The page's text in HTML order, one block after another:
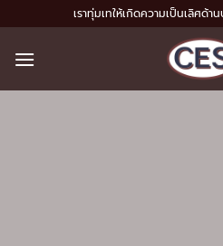
to
content
เราทุ่มเทให้เกิดความเป็นเลิศด้